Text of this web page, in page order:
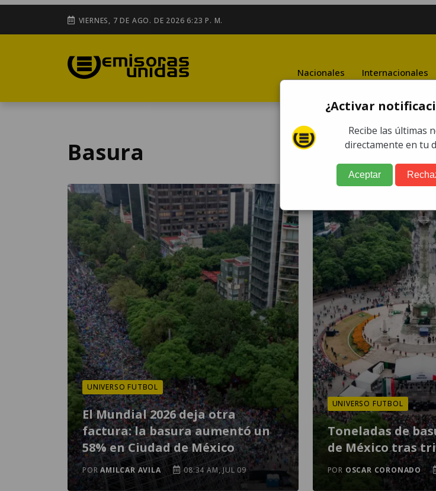
VIERNES, 7 DE AGO. DE 2026 6:23 P. M.
Nacionales Internacionales
Basura
UNIVERSO FUTBOL
El Mundial 2026 deja otra
factura: la basura aumentó un
58% en Ciudad de México
PORAMILCAR AVILA 08:34 AM, JUL 09
UNIVERSO FUTBOL
Toneladas de
de México tras
POR OSCAR CORONADO
¿Activar
Recibe las últimas
directamente en tu
Aceptar